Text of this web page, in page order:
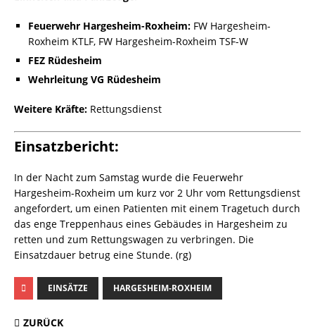
Feuerwehr Hargesheim-Roxheim: FW Hargesheim-
Roxheim KTLF, FW Hargesheim-Roxheim TSF-W
FEZ Rüdesheim
Wehrleitung VG Rüdesheim
Weitere Kräfte: Rettungsdienst
Einsatzbericht:
In der Nacht zum Samstag wurde die Feuerwehr
Hargesheim-Roxheim um kurz vor 2 Uhr vom Rettungsdienst
angefordert, um einen Patienten mit einem Tragetuch durch
das enge Treppenhaus eines Gebäudes in Hargesheim zu
retten und zum Rettungswagen zu verbringen. Die
Einsatzdauer betrug eine Stunde. (rg)
EINSÄTZE HARGESHEIM-ROXHEIM
ZURÜCK